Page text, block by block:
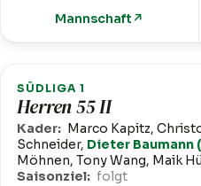
Mannschaft ↗
SÜDLIGA 1
Herren 55 II
Kader: Marco Kapitz,
Schneider, Dieter Baumann
Möhnen, Tony Wang, Maik
Saisonziel: folgt